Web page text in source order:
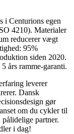
i Centurions egen
4210). Materialer
reducerer vægt
95%
siden 2020.
års ramme-garanti.
leverer
Dansk
gør
om du cykler til
partner.
i dag!